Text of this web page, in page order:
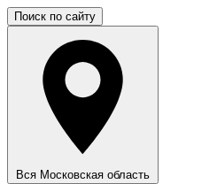
Поиск по сайту
Вся Московская область